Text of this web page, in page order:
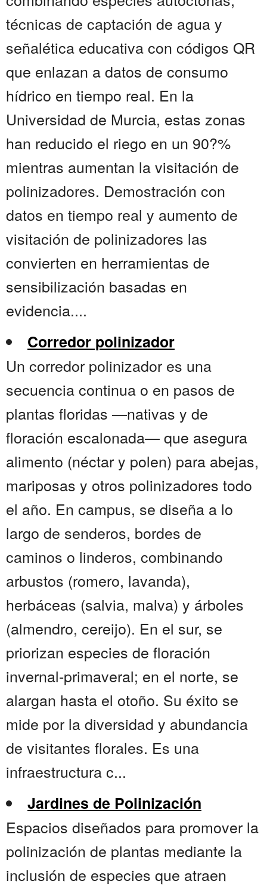
técnicas de captación de agua y
señalética educativa con códigos QR
que enlazan a datos de consumo
hídrico en tiempo real. En la
Universidad de Murcia, estas zonas
han reducido el riego en un 90?%
mientras aumentan la visitación de
polinizadores. Demostración con
datos en tiempo real y aumento de
visitación de polinizadores las
convierten en herramientas de
sensibilización basadas en
evidencia....
Corredor polinizador
Un corredor polinizador es una
secuencia continua o en pasos de
plantas floridas —nativas y de
floración escalonada— que asegura
alimento (néctar y polen) para abejas,
mariposas y otros polinizadores todo
el año. En campus, se diseña a lo
largo de senderos, bordes de
caminos o linderos, combinando
arbustos (romero, lavanda),
herbáceas (salvia, malva) y árboles
(almendro, cereijo). En el sur, se
priorizan especies de floración
invernal-primaveral; en el norte, se
alargan hasta el otoño. Su éxito se
mide por la diversidad y abundancia
de visitantes florales. Es una
infraestructura c...
Jardines de Polinización
Espacios diseñados para promover la
polinización de plantas mediante la
inclusión de especies que atraen